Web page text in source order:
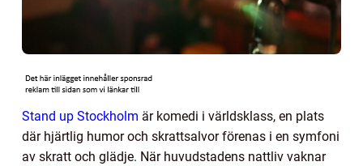
Stand up Stockholm är komedi i världsklass, en plats
där hjärtlig humor och skrattsalvor förenas i en symfoni
av skratt och glädje. När huvudstadens nattliv vaknar